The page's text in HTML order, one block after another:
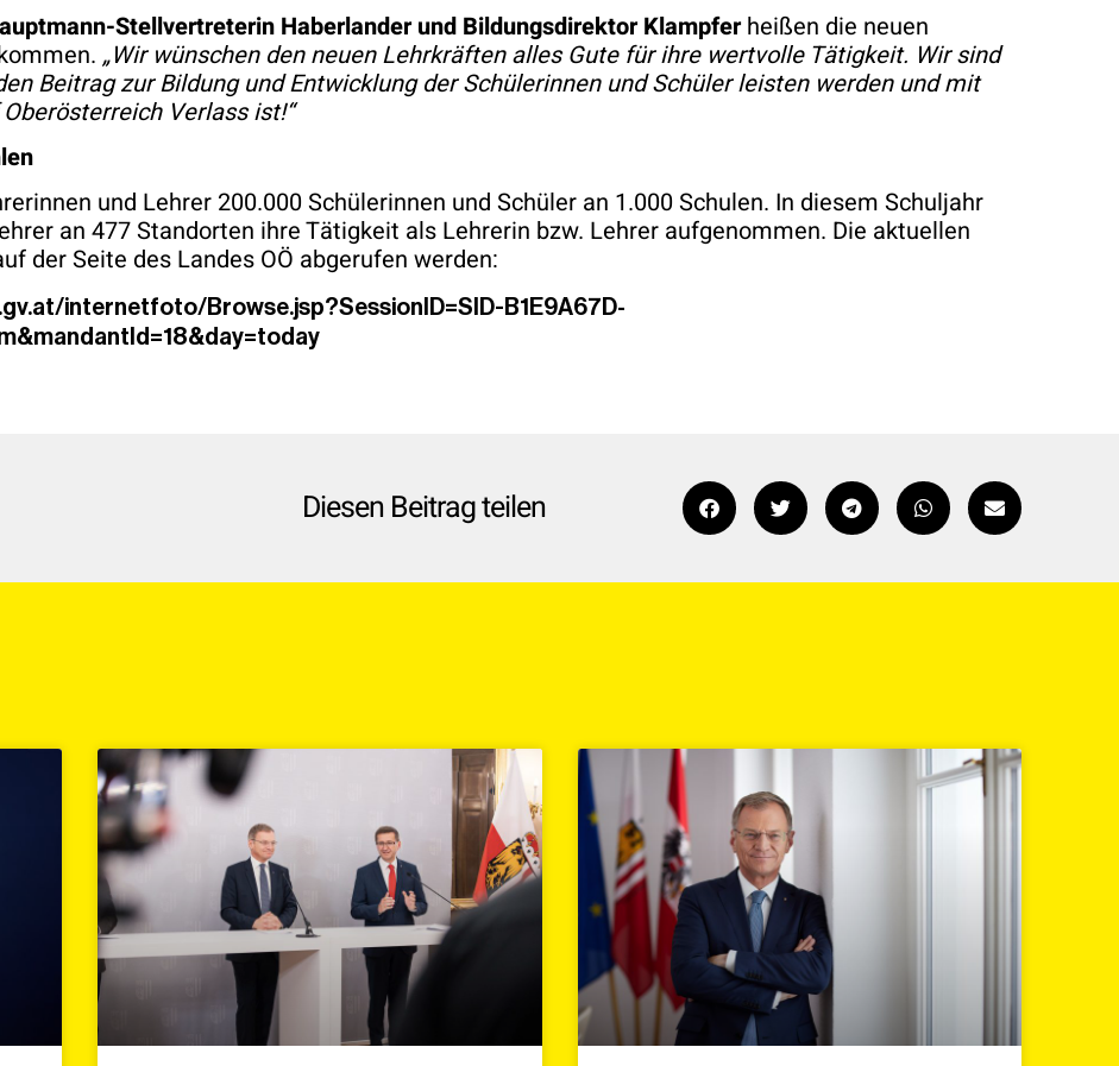
Stellvertreterin Haberlander und Bildungsdirektor Klampferheißen die neuen
„Wir wünschen den neuen Lehrkräften alles Gute für ihre wertvolle Tätigkeit. Wir sind
Beitrag zur Bildung und Entwicklung der Schülerinnen und Schüler leisten werden und mit
Verlass ist!“
und Lehrer 200.000 Schülerinnen und Schüler an 1.000 Schulen. In diesem Schuljahr
an 477 Standorten ihre Tätigkeit als Lehrerin bzw. Lehrer aufgenommen. Die aktuellen
der Seite des Landes OÖ abgerufen werden:
internetfoto/Browse.jsp?SessionID=SID-B1E9A67D-
Diesen Beitrag teilen